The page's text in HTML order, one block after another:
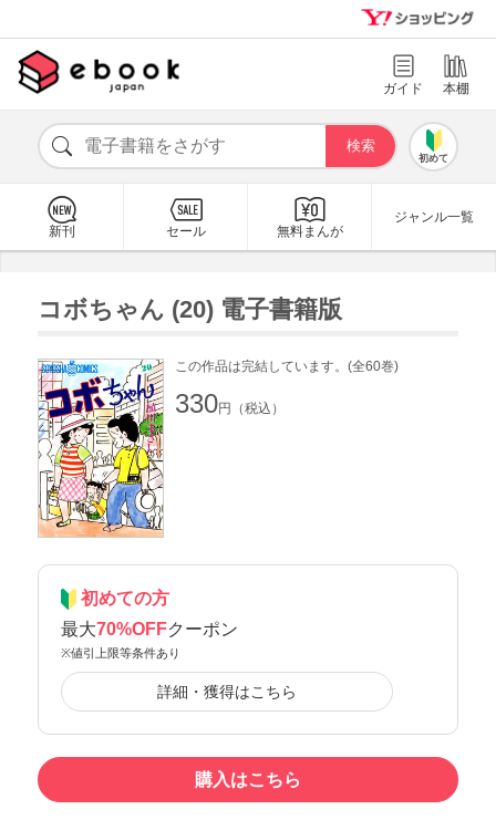
ガイド 本棚
初めて
新刊 セール 無料まんが
ジャンル一覧
コボちゃん (20) 電子書籍版
この作品は完結しています。(全60巻)
330円（税込）
初めての方
最大70%OFFクーポン
※値引上限等条件あり
詳細・獲得はこちら
購入はこちら